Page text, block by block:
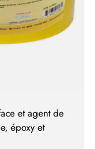
et agent de
époxy et